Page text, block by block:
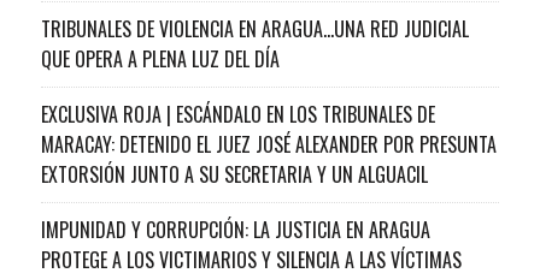
TRIBUNALES DE VIOLENCIA EN ARAGUA…UNA RED JUDICIAL
QUE OPERA A PLENA LUZ DEL DÍA
EXCLUSIVA ROJA | ESCÁNDALO EN LOS TRIBUNALES DE
MARACAY: DETENIDO EL JUEZ JOSÉ ALEXANDER POR PRESUNTA
EXTORSIÓN JUNTO A SU SECRETARIA Y UN ALGUACIL
IMPUNIDAD Y CORRUPCIÓN: LA JUSTICIA EN ARAGUA
PROTEGE A LOS VICTIMARIOS Y SILENCIA A LAS VÍCTIMAS